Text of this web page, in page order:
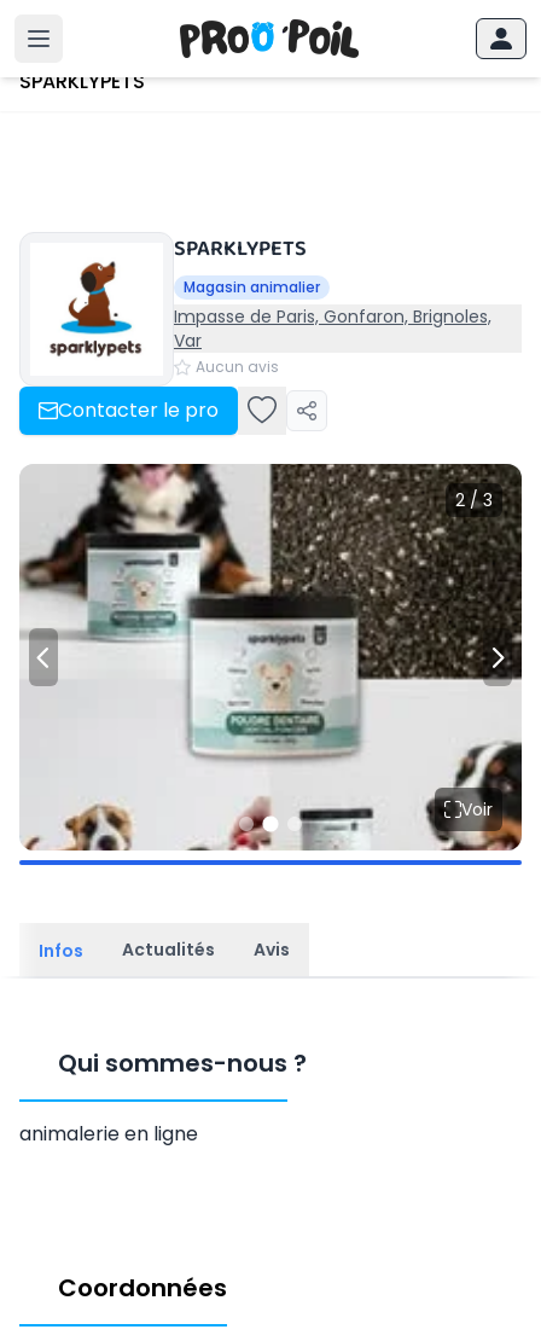
Accueil SPARKLYPETS
SPARKLYPETS
SPARKLYPETS
Magasin animalier
Impasse de Paris, Gonfaron, Brignoles,
Var
Aucun avis
Contacter le pro
2 / 3
Voir
Infos Actualités Avis
Qui sommes-nous ?
animalerie en ligne
Coordonnées